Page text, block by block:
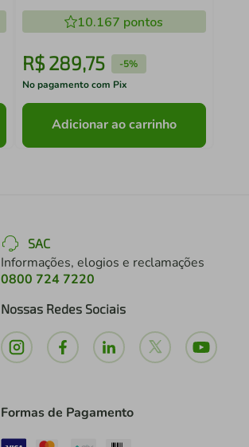
Tramontina 20890/030
10.167 pontos
R$ 289,75 -5%
No pagamento com Pix
Adicionar ao carrinho
SAC
Informações, elogios e reclamações
0800 724 7220
Nossas Redes Sociais
Formas de Pagamento